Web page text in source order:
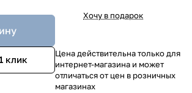
клик
Хочу в подарок
Цена действительна только для
интернет-магазина и может
отличаться от цен в розничных
магазинах